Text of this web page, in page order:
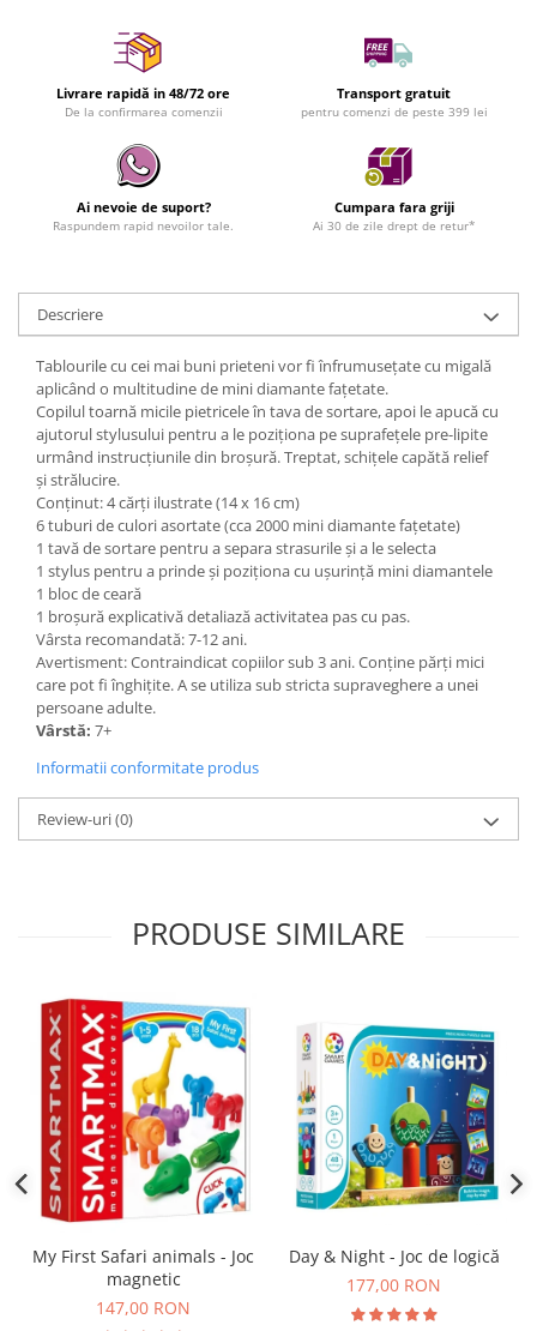
Livrare rapidă in 48/72 ore
De la confirmarea comenzii
Transport gratuit
pentru comenzi de peste 399 lei
Ai nevoie de suport?
Raspundem rapid nevoilor tale.
Cumpara fara griji
Ai 30 de zile drept de retur*
Descriere
Tablourile cu cei mai buni prieteni vor fi înfrumusețate cu migală
aplicând o multitudine de mini diamante fațetate.
Copilul toarnă micile pietricele în tava de sortare, apoi le apucă cu
ajutorul stylusului pentru a le poziționa pe suprafețele pre-lipite
urmând instrucțiunile din broșură. Treptat, schițele capătă relief
și strălucire.
Conținut: 4 cărți ilustrate (14 x 16 cm)
6 tuburi de culori asortate (cca 2000 mini diamante fațetate)
1 tavă de sortare pentru a separa strasurile și a le selecta
1 stylus pentru a prinde și poziționa cu ușurință mini diamantele
1 bloc de ceară
1 broșură explicativă detaliază activitatea pas cu pas.
Vârsta recomandată: 7-12 ani.
Avertisment: Contraindicat copiilor sub 3 ani. Conține părți mici
care pot fi înghițite. A se utiliza sub stricta supraveghere a unei
persoane adulte.
Vârstă: 7+
Informatii conformitate produs
Review-uri(0)
PRODUSE SIMILARE
My First Safari animals - Joc
magnetic
147,00 RON
Day & Night - Joc de logică
177,00 RON